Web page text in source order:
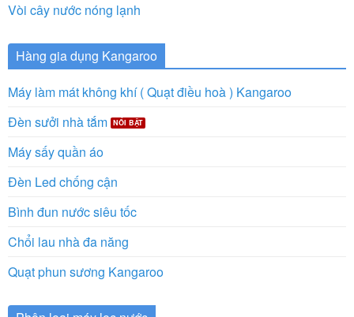
Vòi cây nước nóng lạnh
Hàng gia dụng Kangaroo
Máy làm mát không khí ( Quạt điều hoà ) Kangaroo
Đèn sưởi nhà tắm
Máy sấy quần áo
Đèn Led chống cận
Bình đun nước siêu tốc
Chổi lau nhà đa năng
Quạt phun sương Kangaroo